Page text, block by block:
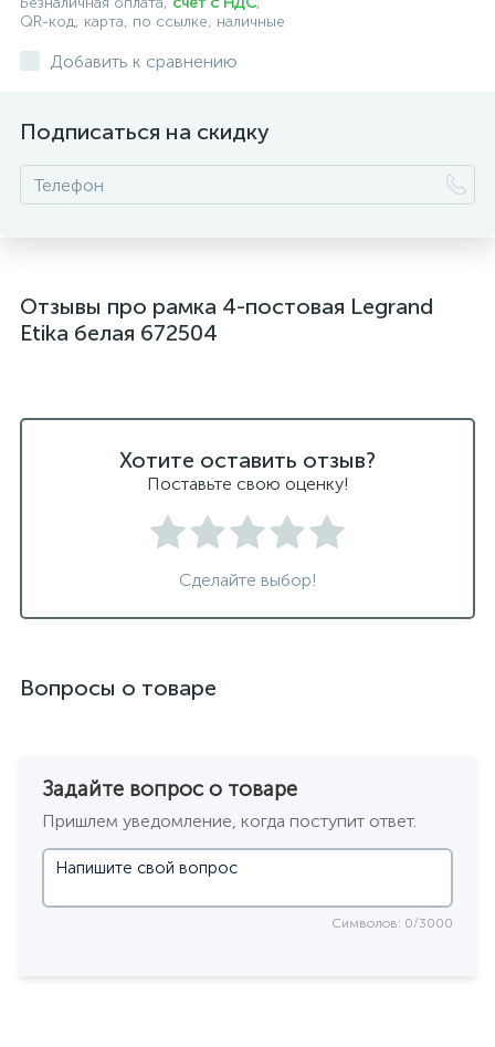
QR-код, карта, по ссылке, наличные
Добавить к сравнению
Подписаться на скидку
Отзывы про рамка 4-постовая Legrand
Etika белая 672504
Хотите оставить отзыв?
Поставьте свою оценку!
Сделайте выбор!
Вопросы о товаре
Задайте вопрос о товаре
Пришлем уведомление, когда поступит ответ.
Символов: 0/3000